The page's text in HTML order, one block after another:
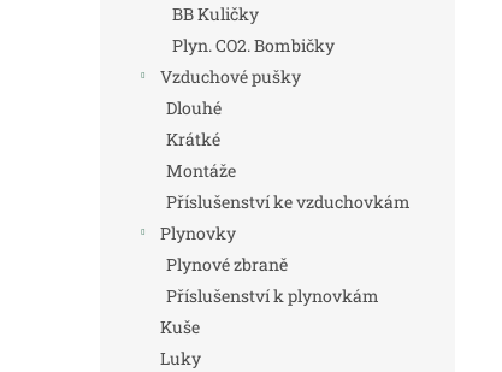
BB Kuličky
Plyn. CO2. Bombičky
Vzduchové pušky
Dlouhé
Krátké
Montáže
Příslušenství ke vzduchovkám
Plynovky
Plynové zbraně
Příslušenství k plynovkám
Kuše
Luky